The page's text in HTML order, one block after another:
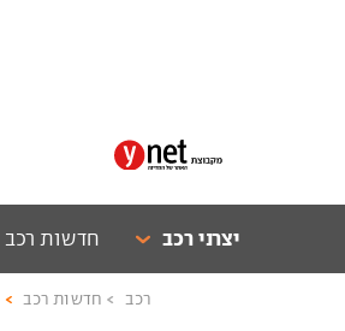
יצרני רכב חדשות רכב
רכב חדשות רכב